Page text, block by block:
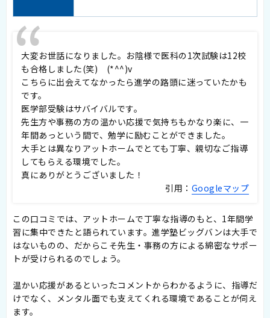
大変お世話になりました。お陰様で医科の1次試験は12校
も合格しました(笑) (*^^)v
こちらに出会えてなかったら進学の路頭に迷っていたかも
です。
医学部受験はサバイバルです。
先生方や事務の方の温かい応援で気持ちもかなり楽に、一
年間あっという間で、勉学に励むことができました。
大手とは異なりアットホームでとても丁寧、親切なご指導
してもらえる環境でした。
真にありがとうございました！
引用： Googleマップ
この口コミでは、アットホームで丁寧な指導のもと、1年間学
習に集中できたと語られています。進学塾ビッグバンは大手で
はないものの、だからこそ先生・事務の方による綿密なサポー
トが受けられるのでしょう。
温かい応援があるといったコメントからわかるように、指導だ
けでなく、メンタル面でも支えてくれる環境であることが伺え
ます。